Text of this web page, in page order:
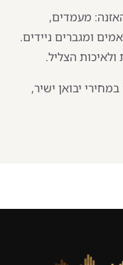
מעמדים,
ומגברים ניידים.
ולאיכות הצליל.
יבואן ישיר,